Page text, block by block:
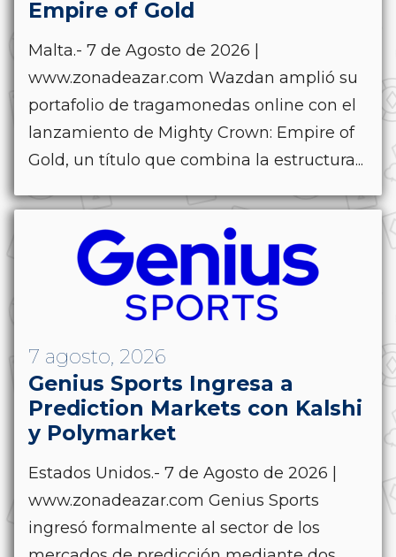
Empire of Gold
Malta.- 7 de Agosto de 2026 |
www.zonadeazar.com Wazdan amplió su
portafolio de tragamonedas online con el
lanzamiento de Mighty Crown: Empire of
Gold, un título que combina la estructura...
7 agosto, 2026
Genius Sports Ingresa a
Prediction Markets con Kalshi
y Polymarket
Estados Unidos.- 7 de Agosto de 2026 |
www.zonadeazar.com Genius Sports
ingresó formalmente al sector de los